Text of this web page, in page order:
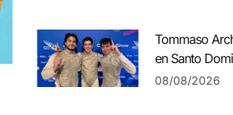
Tommaso
en Santo
08/08/2026